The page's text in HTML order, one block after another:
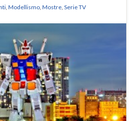
, Modellismo, Mostre, Serie TV